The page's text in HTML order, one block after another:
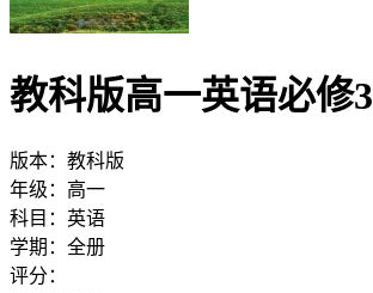
教科版高一英语必修3
版本： 教科版
年级： 高一
科目： 英语
学期： 全册
评分：